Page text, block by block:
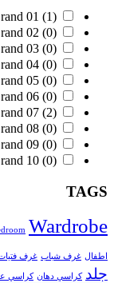
01 (1)
02 (0)
03 (0)
04 (0)
05 (0)
06 (0)
07 (2)
08 (0)
09 (0)
10 (0)
TAGS
Wardrobe
اطفال غرف شباب غرف
جلد كراسي دهان كراسي